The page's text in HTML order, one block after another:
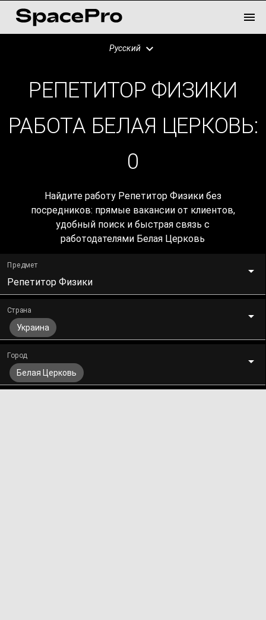
Русский
РЕПЕТИТОР ФИЗИКИ
РАБОТА БЕЛАЯ ЦЕРКОВЬ:
0
Найдите работу Репетитор Физики без
посредников: прямые вакансии от клиентов,
удобный поиск и быстрая связь с
работодателями Белая Церковь
Предмет
Репетитор Физики
Страна
Украина
Город
Белая Церковь